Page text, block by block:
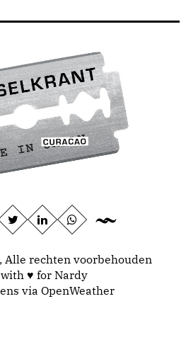
Alle rechten voorbehouden
♥ for Nardy
via OpenWeather